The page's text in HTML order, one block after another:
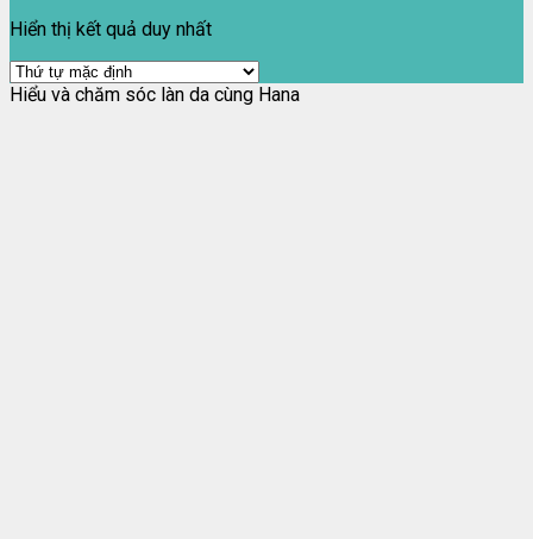
Hiển thị kết quả duy nhất
Hiểu và chăm sóc làn da cùng Hana